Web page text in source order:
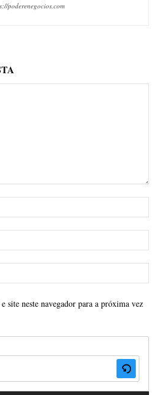
poderenegocios.com
site neste navegador para a próxima vez